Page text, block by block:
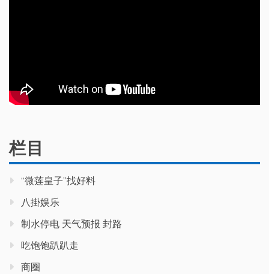
栏目
“微莲皇子”找好料
八掛娱乐
制水停电 天气预报 封路
吃饱饱趴趴走
商圈